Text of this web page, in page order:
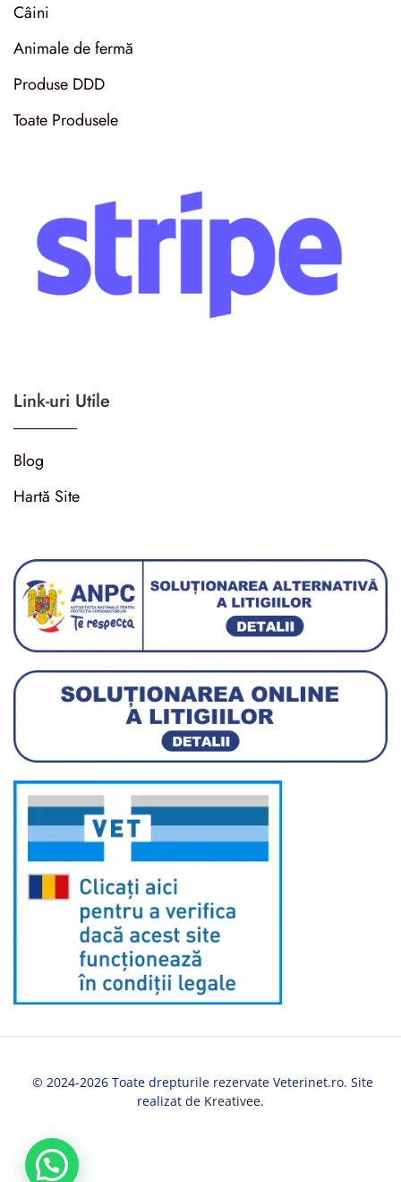
Câini
Animale de fermă
Produse DDD
Toate Produsele
Link-uri Utile
Blog
Hartă Site
© 2024-2026 Toate drepturile rezervate Veterinet.ro. Site
realizat de Kreativee.